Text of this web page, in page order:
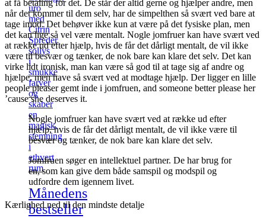
uro
med
Citrin
Spreder
sollys
i
smukke
farver
og
skaber
en
magisk,
stemning
i
ethvert
rum
Månedens
bestseller
at få betaling for det. De står der altid gerne og hjælper andre, men
når det kommer til dem selv, har de simpelthen så svært ved bare at
tage imod. Det behøver ikke kun at være på det fysiske plan, men
det kan lige så vel være mentalt. Nogle jomfruer kan have svært ved
at række ud efter hjælp, hvis de får det dårligt mentalt, de vil ikke
være til besvær og tænker, de nok bare kan klare det selv. Det kan
virke lidt ironisk, man kan være så god til at tage sig af andre og
hjælpe, men have så svært ved at modtage hjælp. Der ligger en lille
people pleaser gemt inde i jomfruen, and someone better please her
’cause she deserves it.
Nogle jomfruer kan have svært ved at række ud efter
hjælp, hvis de får det dårligt mentalt, de vil ikke være til
besvær og tænker, de nok bare kan klare det selv.
Jomfruen søger en intellektuel partner. De har brug for
en, som kan give dem både samspil og modspil og
udfordre dem igennem livet.
Kærlighed ned til den mindste detalje